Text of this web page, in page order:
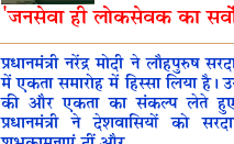
'जनसेवा ही लोकसेवक का
प्रधानमंत्री नरेंद्र मोदी ने लौहपुरुष
में एकता समारोह में हिस्सा लिया है।
की और एकता का संकल्प लेते हुए
प्रधानमंत्री ने देशवासियों को